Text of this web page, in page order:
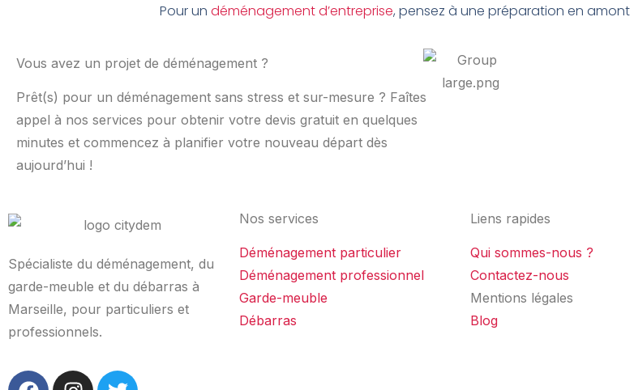
Pour un déménagement d’entreprise, pensez à une préparation en
Vous avez un projet de déménagement ?
Prêt(s) pour un déménagement sans stress et sur-mesure ? Faîtes
appel à nos services pour obtenir votre devis gratuit en quelques
minutes et commencez à planifier votre nouveau départ dès
aujourd’hui !
Spécialiste du déménagement, du
garde-meuble et du débarras à
Marseille, pour particuliers et
professionnels.
Nos services
Déménagement particulier
Déménagement professionnel
Garde-meuble
Débarras
Liens rapides
Qui sommes-nous ?
Contactez-nous
Mentions légales
Blog